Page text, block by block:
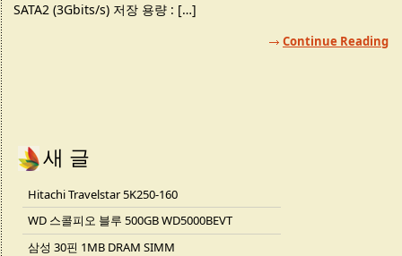
SATA2 (3Gbits/s) 저장 용량 : […]
Continue Reading
새 글
Hitachi Travelstar 5K250-160
WD 스콜피오 블루 500GB WD5000BEVT
삼성 30핀 1MB DRAM SIMM